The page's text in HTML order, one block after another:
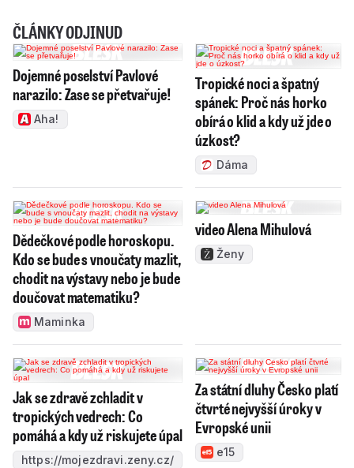
ČLÁNKY ODJINUD
Dojemné poselství Pavlové
narazilo: Zase se přetvařuje!
Aha!
Tropické noci a špatný
spánek: Proč nás horko
obírá o klid a kdy už jde o
úzkost?
Dáma
Dědečkové podle horoskopu.
Kdo se bude s vnoučaty mazlit,
chodit na výstavy nebo je bude
doučovat matematiku?
Maminka
video Alena Mihulová
Ženy
Jak se zdravě zchladit v
tropických vedrech: Co
pomáhá a kdy už riskujete úpal
https://mojezdravi.zeny.cz/
Za státní dluhy Česko platí
čtvrté nejvyšší úroky v
Evropské unii
e15